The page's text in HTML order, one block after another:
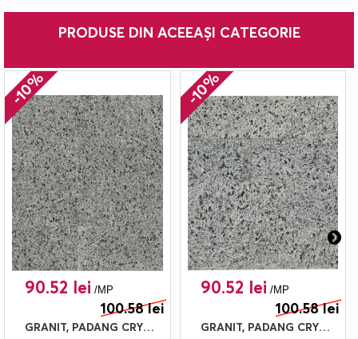
PRODUSE DIN ACEEAȘI CATEGORIE
90.52 lei /MP
100.58 lei
-10%
GRANIT, PADANG CRYSTAL, PLACAJ, 60X20, 2, LUSTRUIT
90.52 lei /MP
100.58 lei
-10%
GRANIT, PADANG CRYSTAL, PLACAJ, 60X15, 2, LUSTRUIT